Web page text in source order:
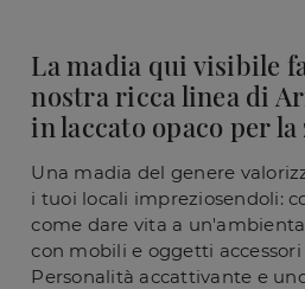
La madia qui visibile
nostra ricca linea di
in laccato opaco per
Una madia del genere
i tuoi locali impreziosendoli:
come dare vita a
con mobili e oggetti
Personalità accattivante e